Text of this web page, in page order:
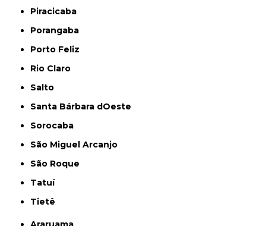
Piracicaba
Porangaba
Porto Feliz
Rio Claro
Salto
Santa Bárbara dOeste
Sorocaba
São Miguel Arcanjo
São Roque
Tatuí
Tietê